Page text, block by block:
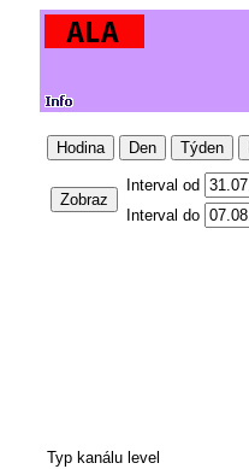
Hodina Den Týden
Zobraz
Interval od
Interval do
Typ kanálu level